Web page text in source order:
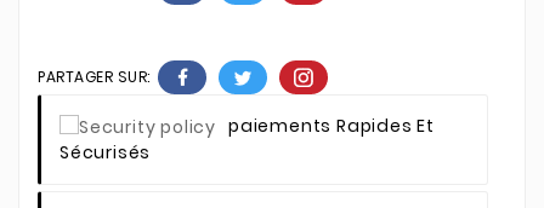
PARTAGER SUR:
Paiements Rapides Et
Sécurisés